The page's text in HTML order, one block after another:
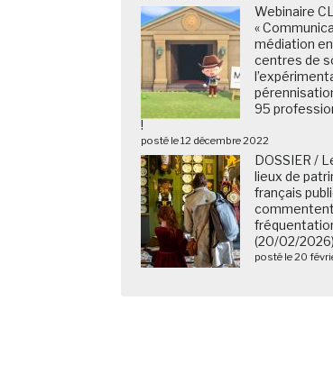
Webinaire
«
médiation
centres de
95
!
posté le 12 décembre 2022
DOSSIER /
lieux de
français
(20/02/2026)
posté le 20